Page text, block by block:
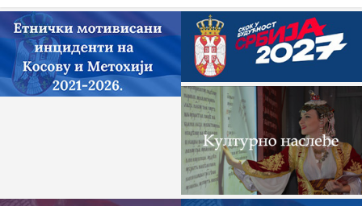
нелегалних грађевинских...